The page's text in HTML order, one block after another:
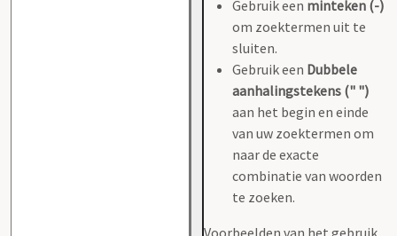
Gebruik een minteken (-)
om zoektermen uit te
sluiten.
Gebruik een Dubbele
aanhalingstekens (" ")
aan het begin en einde
van uw zoektermen om
naar de exacte
combinatie van woorden
te zoeken.
Voorbeelden van het gebruik